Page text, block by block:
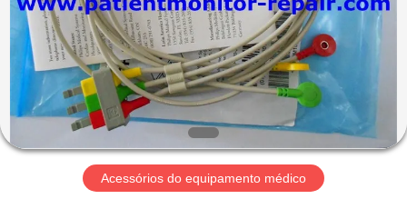
PRODUTOS
VÍDEOS
SOBRE
Acessórios do equipamento médico